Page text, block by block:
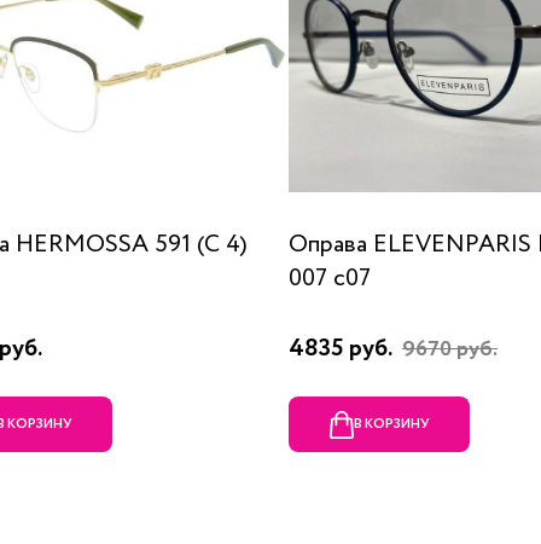
HERMOSSA 591 (C 4)
КОРЗИНУ
Оправа
007 c07
4835 руб. 9670 руб.
В КОРЗИНУ